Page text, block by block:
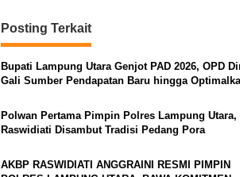
g
a
s
p
o
s
Posting Terkait
Bupati Lampung Utara Genjot PAD 2026, OPD
Gali Sumber Pendapatan Baru hingga
Polwan Pertama Pimpin Polres Lampung Utara,
Raswidiati Disambut Tradisi Pedang Pora
AKBP RASWIDIATI ANGGRAINI RESMI PIMPIN